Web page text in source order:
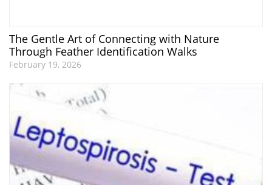
The Gentle Art of Connecting with Nature
Through Feather Identification Walks
February 19, 2026